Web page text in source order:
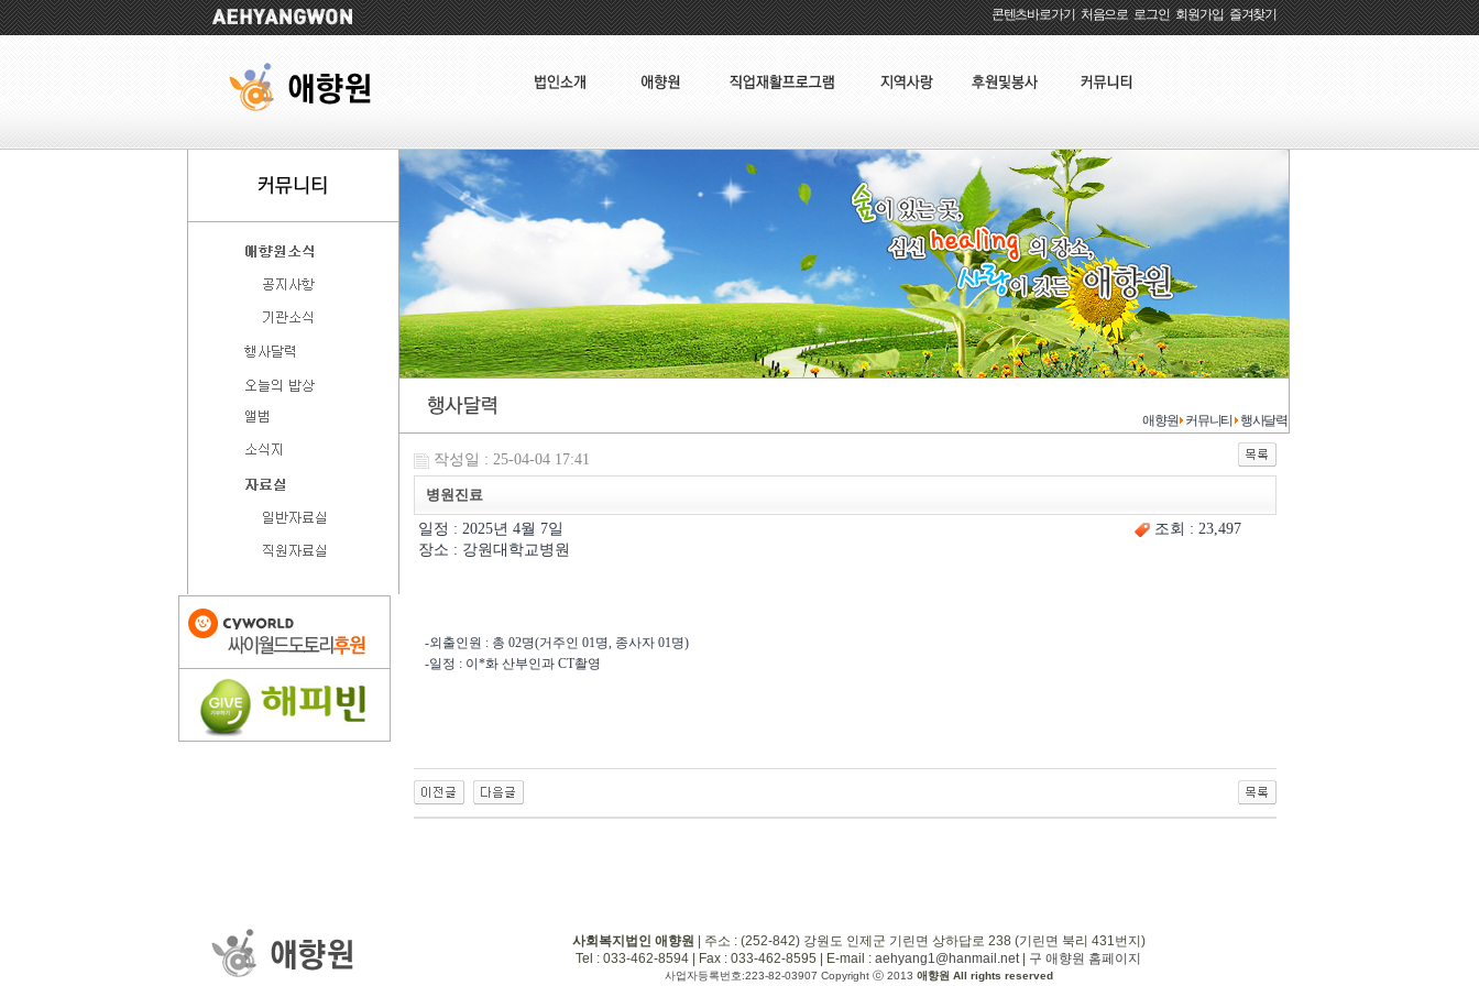
콘텐츠바로가기:처음으로:로그인:회원가입:즐겨찾기
애향원 커뮤니티 행사달력
작성일 : 25-04-04 17:41
병원진료
일정 : 2025년 4월 7일
장소 : 강원대학교병원
조회 : 23,497
-외출인원 : 총 02명(거주인 01명, 종사자 01명)
-일정 : 이*화 산부인과 CT촬영
사회복지법인 애향원 | 주소 : (252-842) 강원도 인제군 기린면 상하답로 238 (기린면 북리 431번지)
Tel : 033-462-8594 | Fax : 033-462-8595 | E-mail : aehyang1@hanmail.net| 구 애향원 홈페이지
사업자등록번호:223-82-03907 Copyright ⓒ 2013 애향원 All rights reserved